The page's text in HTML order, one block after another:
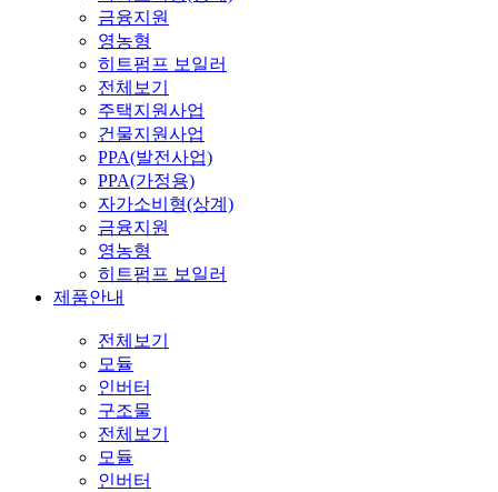
금융지원
영농형
히트펌프 보일러
전체보기
주택지원사업
건물지원사업
PPA(발전사업)
PPA(가정용)
자가소비형(상계)
금융지원
영농형
히트펌프 보일러
제품안내
전체보기
모듈
인버터
구조물
전체보기
모듈
인버터